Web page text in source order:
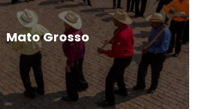
Mato Grosso